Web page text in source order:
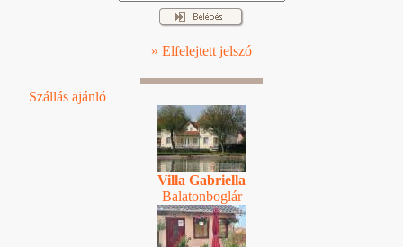
» Elfelejtett jelszó
Szállás ajánló
Villa Gabriella
Balatonboglár